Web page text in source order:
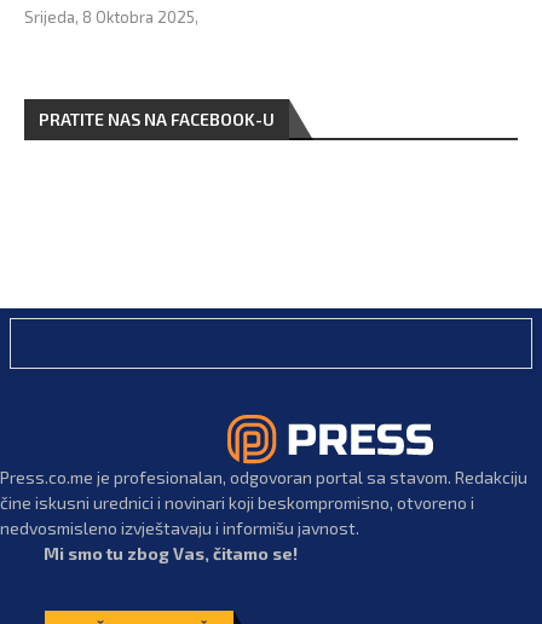
Srijeda, 8 Oktobra 2025,
PRATITE NAS NA FACEBOOK-U
Press.co.me je profesionalan, odgovoran portal sa stavom. Redakciju
čine iskusni urednici i novinari koji beskompromisno, otvoreno i
nedvosmisleno izvještavaju i informišu javnost.
Mi smo tu zbog Vas, čitamo se!